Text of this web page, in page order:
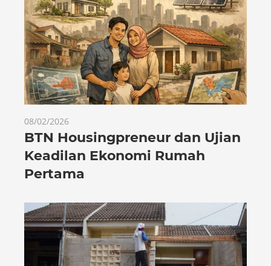
08/02/2026
BTN Housingpreneur dan Ujian
Keadilan Ekonomi Rumah
Pertama